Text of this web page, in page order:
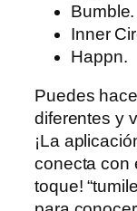
Bumble.
Inner
Happn.
Puedes
diferentes y
¡La
conecta con
toque!